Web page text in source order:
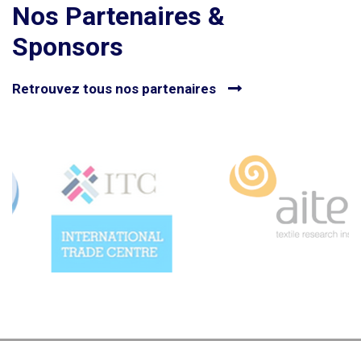
Nos Partenaires &
Sponsors
Retrouvez tous nos partenaires